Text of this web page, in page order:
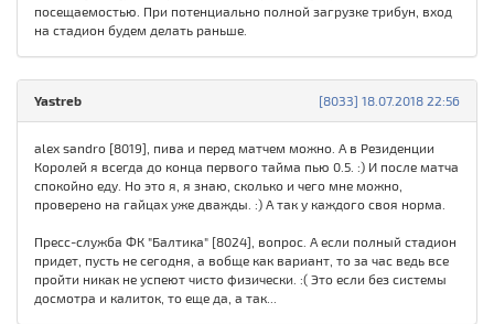
посещаемостью. При потенциально полной загрузке трибун, вход
на стадион будем делать раньше.
[8033] 18.07.2018 22:56
Yastreb
alex sandro [8019], пива и перед матчем можно. А в Резиденции
Королей я всегда до конца первого тайма пью 0.5. :) И после матча
спокойно еду. Но это я, я знаю, сколько и чего мне можно,
проверено на гайцах уже дважды. :) А так у каждого своя норма.
Пресс-служба ФК "Балтика" [8024], вопрос. А если полный стадион
придет, пусть не сегодня, а вобще как вариант, то за час ведь все
пройти никак не успеют чисто физически. :( Это если без системы
досмотра и калиток, то еще да, а так...